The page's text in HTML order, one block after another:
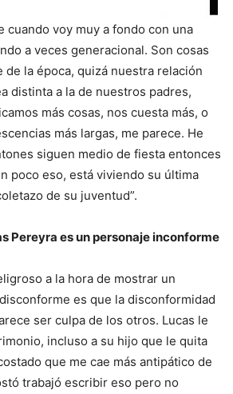
cuando voy muy a fondo con una
a veces generacional. Son cosas
de la época, quizá nuestra relación
distinta a la de nuestros padres,
más cosas, nos cuesta más, o
más largas, me parece. He
siguen medio de fiesta entonces
poco eso, está viviendo su última
de su juventud”.
Pereyra es un personaje inconforme
a la hora de mostrar un
es que la disconformidad
ser culpa de los otros. Lucas le
incluso a su hijo que le quita
que me cae más antipático de
trabajó escribir eso pero no